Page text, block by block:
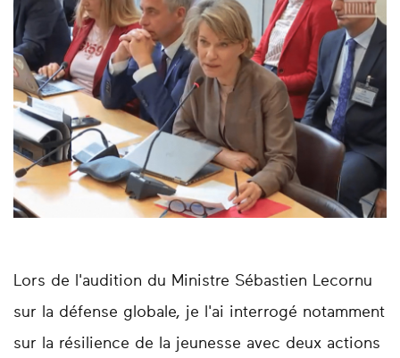
Lors de l'audition du Ministre Sébastien Lecornu
sur la défense globale, je l'ai interrogé notamment
sur la résilience de la jeunesse avec deux actions